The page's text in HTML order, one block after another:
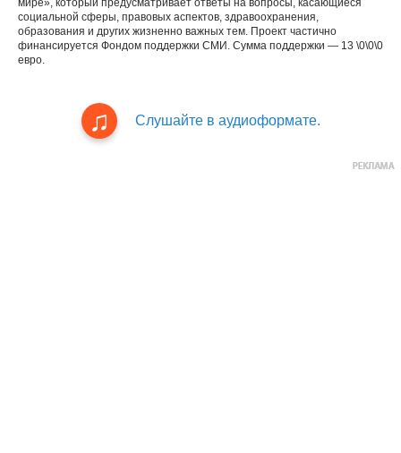
мире», который предусматривает ответы на вопросы, касающиеся
социальной сферы, правовых аспектов, здравоохранения,
образования и других жизненно важных тем. Проект частично
финансируется Фондом поддержки СМИ. Сумма поддержки — 13 \0\0\0
евро.
Слушайте в аудиоформате.